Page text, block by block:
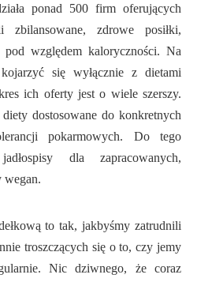
ponad 500 firm oferujących
zbilansowane, zdrowe posiłki,
pod względem kaloryczności. Na
się wyłącznie z dietami
ich oferty jest o wiele szerszy.
dostosowane do konkretnych
pokarmowych. Do tego
dla zapracowanych,
wegan.
to tak, jakbyśmy zatrudnili
troszczących się o to, czy jemy
Nic dziwnego, że coraz